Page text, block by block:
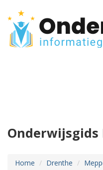
Onderwijsgids
Home Drenthe